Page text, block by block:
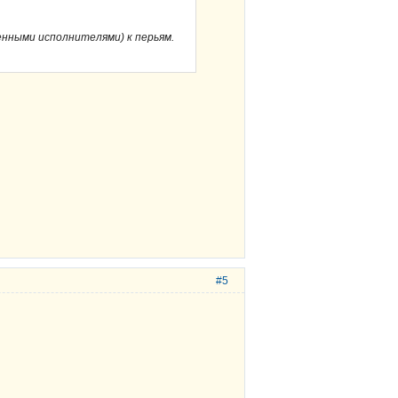
исполнителями) к перьям.
#5